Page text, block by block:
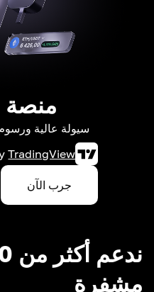
منصة
سيولة عالية ورسوم تبدأ
TradingView
جرب الآن
مشفرة